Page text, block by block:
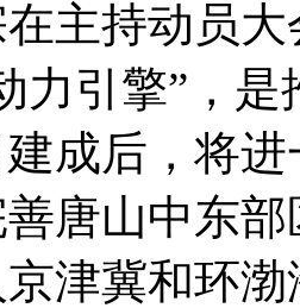
持动员大
力引擎”，
成后，将
唐山中东
津冀和环